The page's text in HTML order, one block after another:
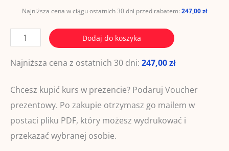
Najniższa cena w ciągu ostatnich 30 dni przed rabatem: 247,00zł
ilość
na
pakiet
Summer
Glow
+
Dodaj do koszyka
Najniższa cena z ostatnich 30 dni: 247,00zł
Chcesz kupić kurs w prezencie? Podaruj Voucher
prezentowy. Po zakupie otrzymasz go mailem w
postaci pliku PDF, który możesz wydrukować i
przekazać wybranej osobie.